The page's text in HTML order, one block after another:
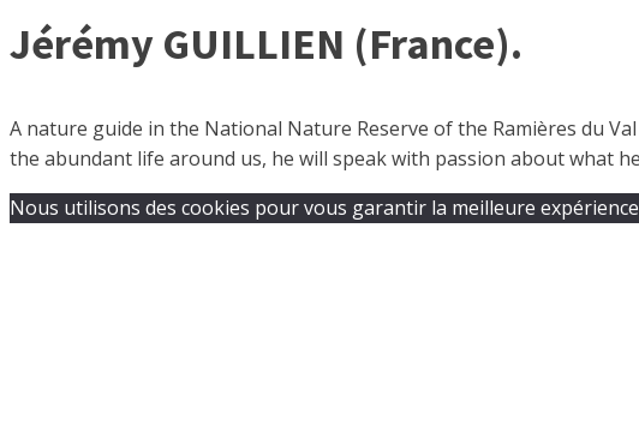
Jérémy GUILLIEN (France).
A nature guide in the National Nature Reserve of the Ramières du
the abundant life around us, he will speak with passion about what
Nous utilisons des cookies pour vous garantir la meilleure